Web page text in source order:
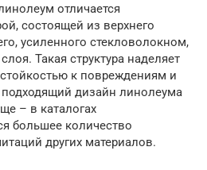
отличается
состоящей из верхнего
усиленного стекловолокном,
Такая структура наделяет
к повреждениям и
дизайн линолеума
– в каталогах
большее количество
других материалов.